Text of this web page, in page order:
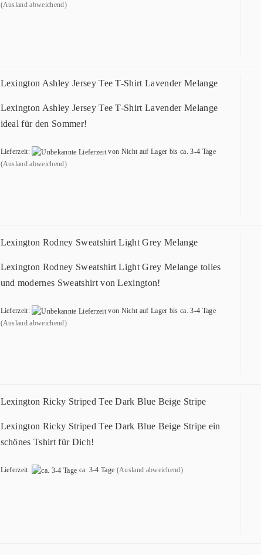
(Ausland abweichend)
Lexington Ashley Jersey Tee T-Shirt Lavender Melange
Lexington Ashley Jersey Tee T-Shirt Lavender Melange
ideal für den Sommer!
Lieferzeit:
von Nicht auf Lager bis ca. 3-4 Tage
(Ausland abweichend)
Lexington Rodney Sweatshirt Light Grey Melange
Lexington Rodney Sweatshirt Light Grey Melange tolles
und modernes Sweatshirt von Lexington!
Lieferzeit:
von Nicht auf Lager bis ca. 3-4 Tage
(Ausland abweichend)
Lexington Ricky Striped Tee Dark Blue Beige Stripe
Lexington Ricky Striped Tee Dark Blue Beige Stripe ein
schönes Tshirt für Dich!
Lieferzeit: ca. 3-4 Tage (Ausland abweichend)